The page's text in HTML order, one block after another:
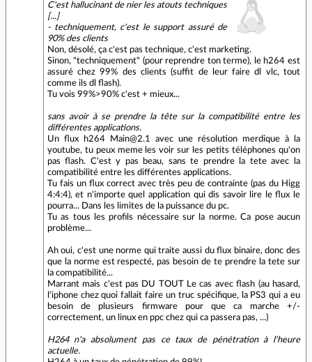
C'est hallucinant de nier les atouts techniques
[...]
- techniquement, c'est le support assuré de
90% des clients
Non, désolé, ça c'est pas technique, c'est marketing.
Sinon, "techniquement" (pour reprendre ton terme), le h264 est
assuré chez 99% des clients (suffit de leur faire dl vlc, tout
comme ils dl flash).
Tu vois 99%>90% c'est + mieux...
sans avoir à se prendre la tête sur la compatibilité entre les
différentes applications.
Un flux h264 Main@2.1 avec une résolution merdique à la
youtube, tu peux meme les voir sur les petits téléphones qu'on
pas flash. C'est y pas beau, sans te prendre la tete avec la
compatibilité entre les différentes applications.
Tu fais un flux correct avec très peu de contrainte (pas du Higg
4:4:4), et n'importe quel application qui dis savoir lire le flux le
pourra... Dans les limites de la puissance du pc.
Tu as tous les profils nécessaire sur la norme. Ca pose aucun
problème...
Ah oui, c'est une norme qui traite aussi du flux binaire, donc des
que la norme est respecté, pas besoin de te prendre la tete sur
la compatibilité...
Marrant mais c'est pas DU TOUT Le cas avec flash (au hasard,
l'iphone chez quoi fallait faire un truc spécifique, la PS3 qui a eu
besoin de plusieurs firmware pour que ca marche +/-
correctement, un linux en ppc chez qui ca passera pas, ...)
H264 n'a absolument pas ce taux de pénétration à l'heure
actuelle.